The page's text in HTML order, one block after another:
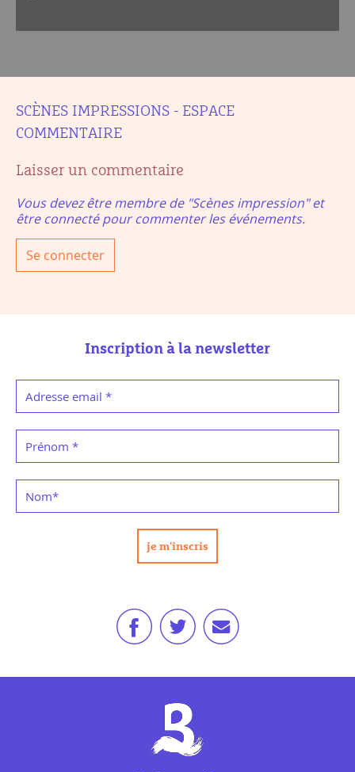
SCÈNES IMPRESSIONS - ESPACE
COMMENTAIRE
Laisser un commentaire
Vous devez être membre de "Scènes impression" et
être connecté pour commenter les événements.
Se connecter
Inscription à la newsletter
Adresse email *
Prénom *
Nom*